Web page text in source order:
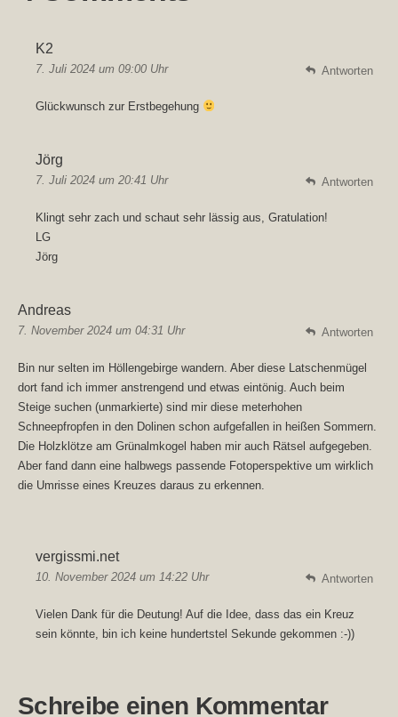
K2
7. Juli 2024 um 09:00 Uhr
Glückwunsch zur Erstbegehung
Antworten
Jörg
7. Juli 2024 um 20:41 Uhr
Klingt sehr zach und schaut sehr lässig aus, Gratulation!
LG
Jörg
Antworten
Andreas
7. November 2024 um 04:31 Uhr
Bin nur selten im Höllengebirge wandern. Aber diese Latschenmügel
dort fand ich immer anstrengend und etwas eintönig. Auch beim
Steige suchen (unmarkierte) sind mir diese meterhohen
Schneepfropfen in den Dolinen schon aufgefallen in heißen Sommern.
Die Holzklötze am Grünalmkogel haben mir auch Rätsel aufgegeben.
Aber fand dann eine halbwegs passende Fotoperspektive um wirklich
die Umrisse eines Kreuzes daraus zu erkennen.
Antworten
vergissmi.net
10. November 2024 um 14:22 Uhr
Vielen Dank für die Deutung! Auf die Idee, dass das ein Kreuz
sein könnte, bin ich keine hundertstel Sekunde gekommen :-))
Antworten
Schreibe einen Kommentar